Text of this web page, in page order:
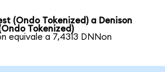
(Ondo Tokenized) a Denison
Tokenized)
equivale a 7,4313 DNNon